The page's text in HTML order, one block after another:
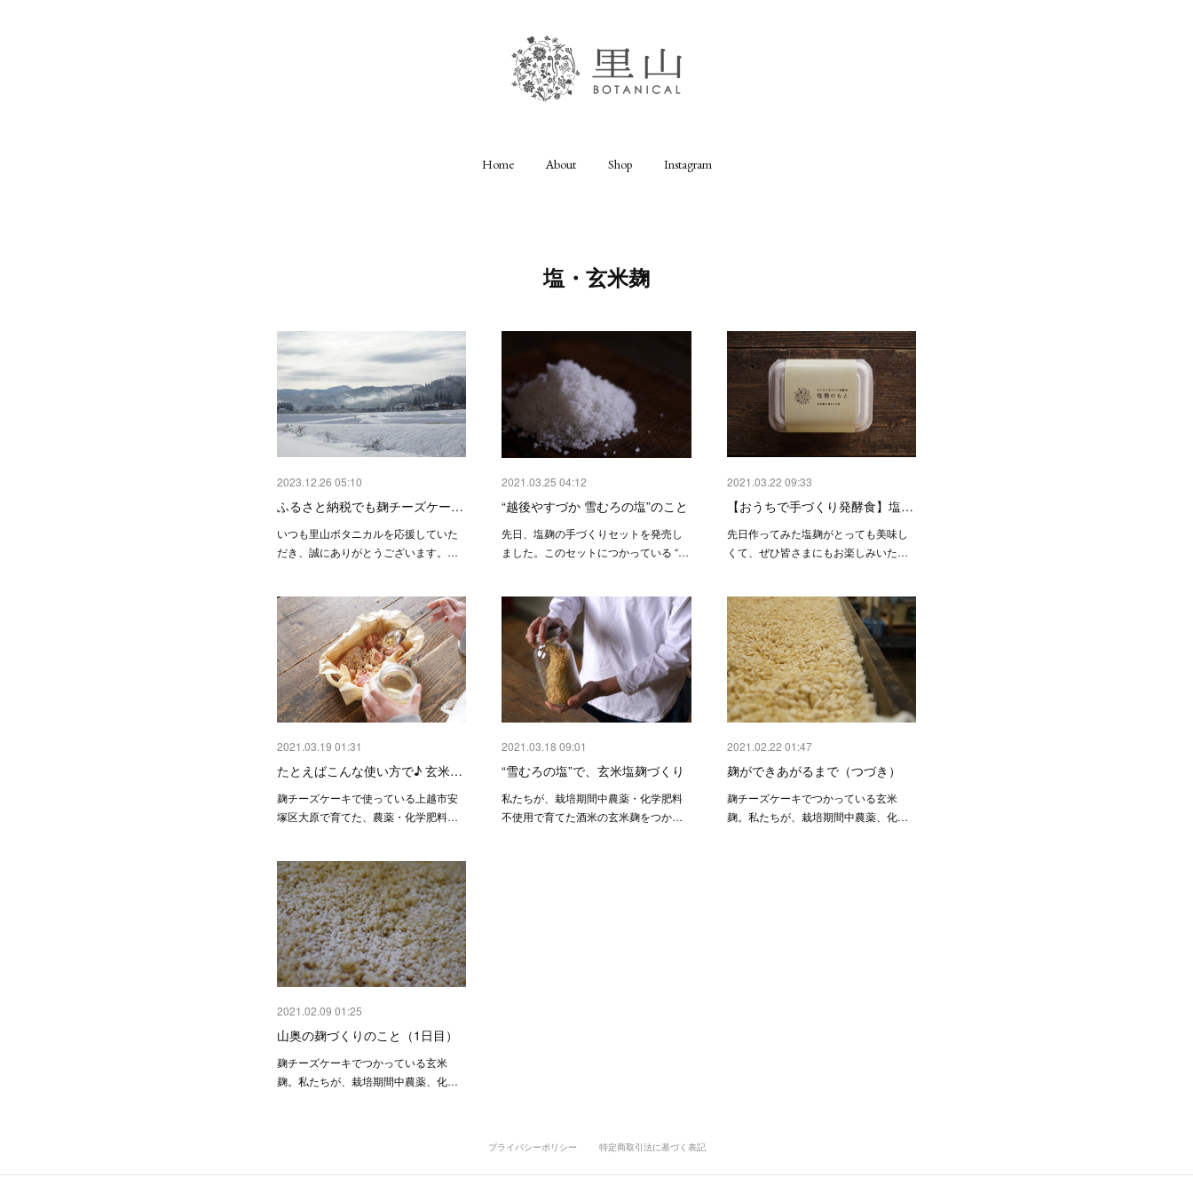
Home About Shop Instagram
塩・玄米麹
2023.12.26 05:10
ふるさと納税でも麹チーズケー…
いつも里山ボタニカルを応援していた
だき、誠にありがとうございます。…
2021.03.25 04:12
“越後やすづか 雪むろの塩”のこと
先日、塩麹の手づくりセットを発売し
ました。このセットにつかっている “…
2021.03.22 09:33
【おうちで手づくり発酵食】塩…
先日作ってみた塩麹がとっても美味し
くて、ぜひ皆さまにもお楽しみいた…
2021.03.19 01:31
たとえばこんな使い方で♪ 玄米…
麹チーズケーキで使っている上越市安
塚区大原で育てた、農薬・化学肥料…
2021.03.18 09:01
“雪むろの塩”で、玄米塩麹づくり
私たちが、栽培期間中農薬・化学肥料
不使用で育てた酒米の玄米麹をつか…
2021.02.22 01:47
麹ができあがるまで（つづき）
麹チーズケーキでつかっている玄米
麹。私たちが、栽培期間中農薬、化…
2021.02.09 01:25
山奥の麹づくりのこと（1日目）
麹チーズケーキでつかっている玄米
麹。私たちが、栽培期間中農薬、化…
プライバシーポリシー 特定商取引法に基づく表記